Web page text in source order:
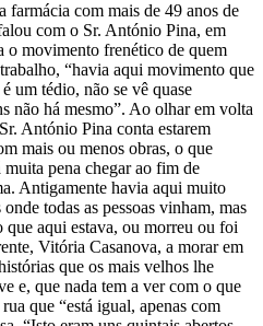
farmácia com mais de 49 anos de
com o Sr. António Pina, em
o movimento frenético de quem
“havia aqui movimento que
um tédio, não se vê quase
não há mesmo”. Ao olhar em volta
António Pina conta estarem
mais ou menos obras, o que
pena chegar ao fim de
Antigamente havia aqui muito
todas as pessoas vinham, mas
aqui estava, ou morreu ou foi
Vitória Casanova, a morar em
que os mais velhos lhe
e, que nada tem a ver com o que
que “está igual, apenas com